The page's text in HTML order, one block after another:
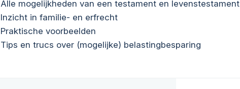
Alle mogelijkheden van een testament en levenstestament
Inzicht in familie- en erfrecht
Praktische voorbeelden
Tips en trucs over (mogelijke) belastingbesparing